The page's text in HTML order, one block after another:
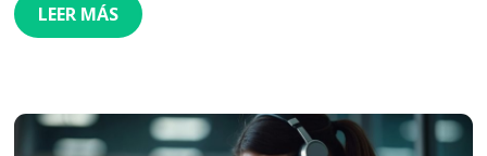
LEER MÁS